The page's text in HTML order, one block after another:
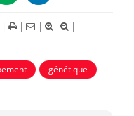
| | |
|
génétique